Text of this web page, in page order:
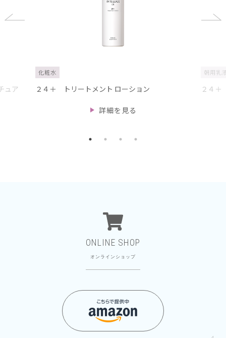
ュア
化粧水
２４＋ トリートメント ローション
詳細を見る
朝用乳
２４
ONLINE SHOP
オンラインショップ